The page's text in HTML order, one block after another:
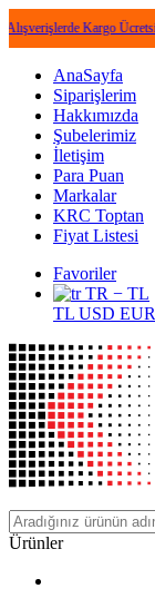
Kargo Ücretsiz! •
AnaSayfa
Siparişlerim
Hakkımızda
Şubelerimiz
İletişim
Para Puan
Markalar
KRC Toptan
Fiyat Listesi
Favoriler
TR − TL
TL USD EUR
Ürünler